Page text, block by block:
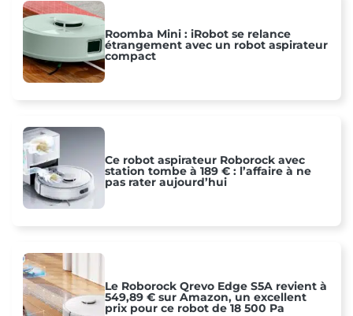
Roomba Mini : iRobot se relance
étrangement avec un robot aspirateur
compact
Ce robot aspirateur Roborock avec
station tombe à 189 € : l’affaire à ne
pas rater aujourd’hui
Le Roborock Qrevo Edge S5A revient à
549,89 € sur Amazon, un excellent
prix pour ce robot de 18 500 Pa